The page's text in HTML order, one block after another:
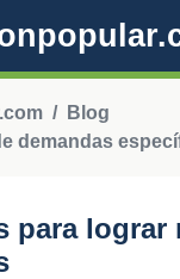
Blog
demandas
para lograr